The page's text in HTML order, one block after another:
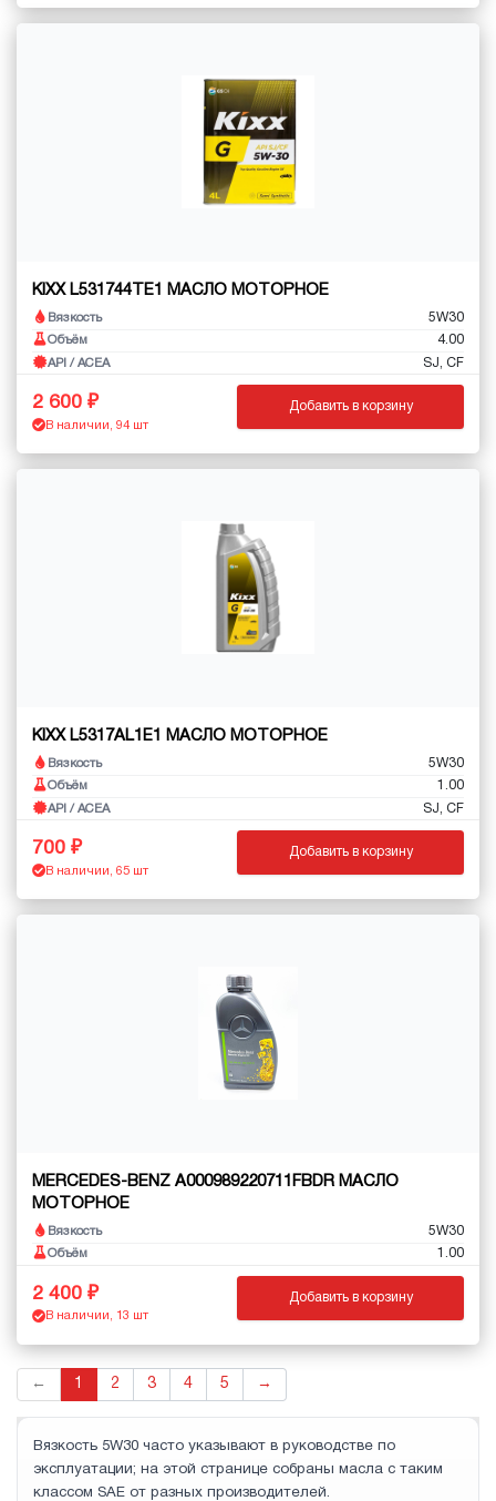
KIXX L531744TE1 МАСЛО МОТОРНОЕ
Вязкость 5W30
Объём 4.00
API / ACEA SJ, CF
2 600
В наличии, 94 шт
Добавить в корзину
KIXX L5317AL1E1 МАСЛО МОТОРНОЕ
Вязкость 5W30
Объём 1.00
API / ACEA SJ, CF
700
В наличии, 65 шт
Добавить в корзину
MERCEDES-BENZ A000989220711FBDR МАСЛО
МОТОРНОЕ
Вязкость 5W30
Объём 1.00
2 400
В наличии, 13 шт
Добавить в корзину
← 1 2 3 4 5 →
Вязкость 5W30 часто указывают в руководстве по
эксплуатации; на этой странице собраны масла с таким
классом SAE от разных производителей.